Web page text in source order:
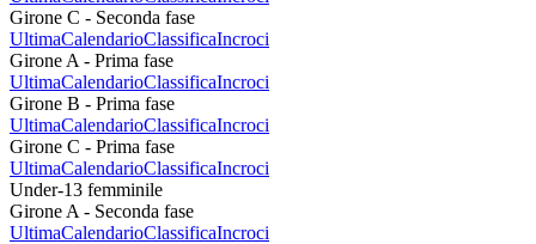
Girone C - Seconda fase
UltimaCalendarioClassificaIncroci
Girone A - Prima fase
UltimaCalendarioClassificaIncroci
Girone B - Prima fase
UltimaCalendarioClassificaIncroci
Girone C - Prima fase
UltimaCalendarioClassificaIncroci
Under-13 femminile
Girone A - Seconda fase
UltimaCalendarioClassificaIncroci